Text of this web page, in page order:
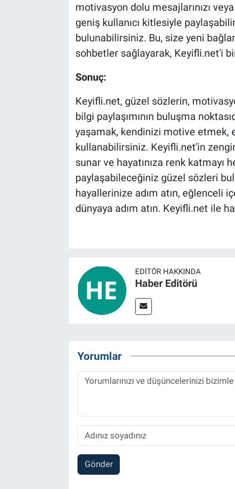
motivasyon dolu mesajlarınızı
geniş kullanıcı kitlesiyle
bulunabilirsiniz. Bu, size yeni
sohbetler sağlayarak, Keyifli.net'i
Sonuç:
Keyifli.net, güzel sözlerin,
bilgi paylaşımının buluşma
yaşamak, kendinizi motive etmek,
kullanabilirsiniz. Keyifli.net'in
sunar ve hayatınıza renk
paylaşabileceğiniz güzel sözleri
hayallerinize adım atın, eğlenceli
dünyaya adım atın. Keyifli.net ile
EDITÖR HAKKINDA
Haber Editörü
Yorumlar
Gönder